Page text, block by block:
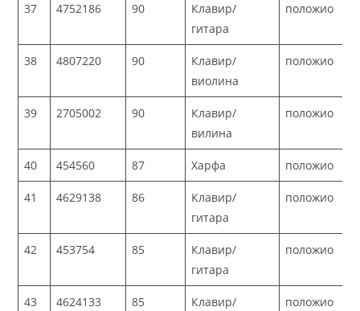
37 4752186 90
Клавир/
гитара
положио
38 4807220 90
Клавир/
виолина
положио
39 2705002 90
Клавир/
вилина
положио
40 454560 87 Харфа положио
41 4629138 86
Клавир/
гитара
положио
42 453754 85
Клавир/
гитара
положио
43 4624133 85
Клавир/
положио